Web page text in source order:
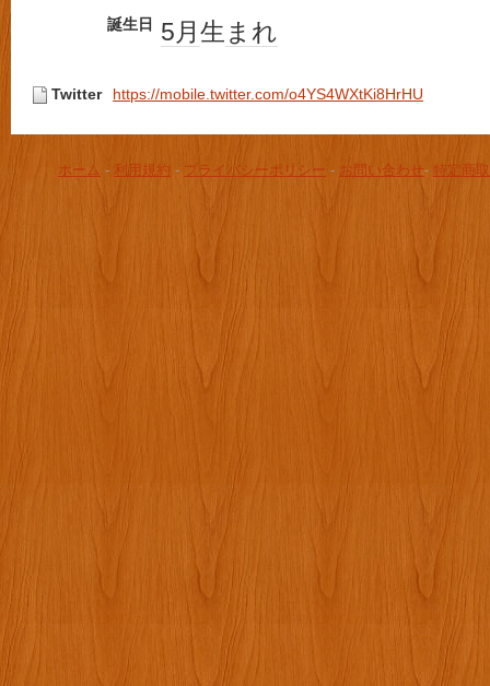
誕生日 5月 生 まれ
Twitter https://mobile.twitter.com/o4YS4WXtKi8HrHU
ホーム - 利用規約 - プライバシーポリシー - お問い合わせ- 特定商